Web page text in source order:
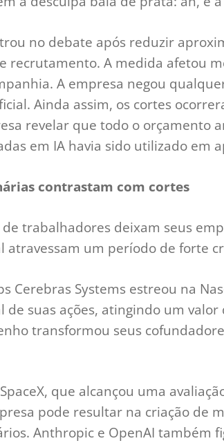
no debate após reduzir
recrutamento. A medida afetou
A empresa negou
Ainda assim, os cortes
revelar que todo o orçamento
em IA havia sido utilizado em
contrastam com cortes
trabalhadores deixam seus
atravessam um período de forte
Cerebras Systems estreou na
de suas ações, atingindo um
transformou seus
que alcançou uma
pode resultar na criação de
Anthropic e OpenAI também